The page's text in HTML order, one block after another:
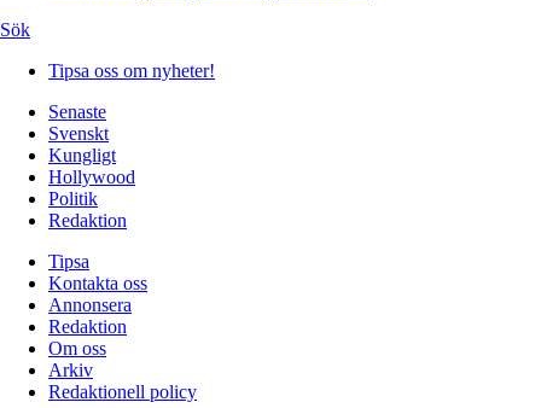
Sök
Tipsa oss om nyheter!
Senaste
Svenskt
Kungligt
Hollywood
Politik
Redaktion
Tipsa
Kontakta oss
Annonsera
Redaktion
Om oss
Arkiv
Redaktionell policy